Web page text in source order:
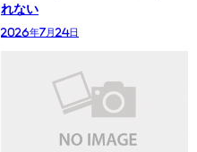
れない
2026年7月24日